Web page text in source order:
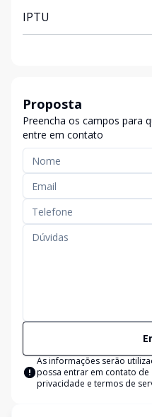
IPTU
Proposta
Preencha os campos para
entre em contato
As informações serão
possa entrar em contato de
privacidade e termos de